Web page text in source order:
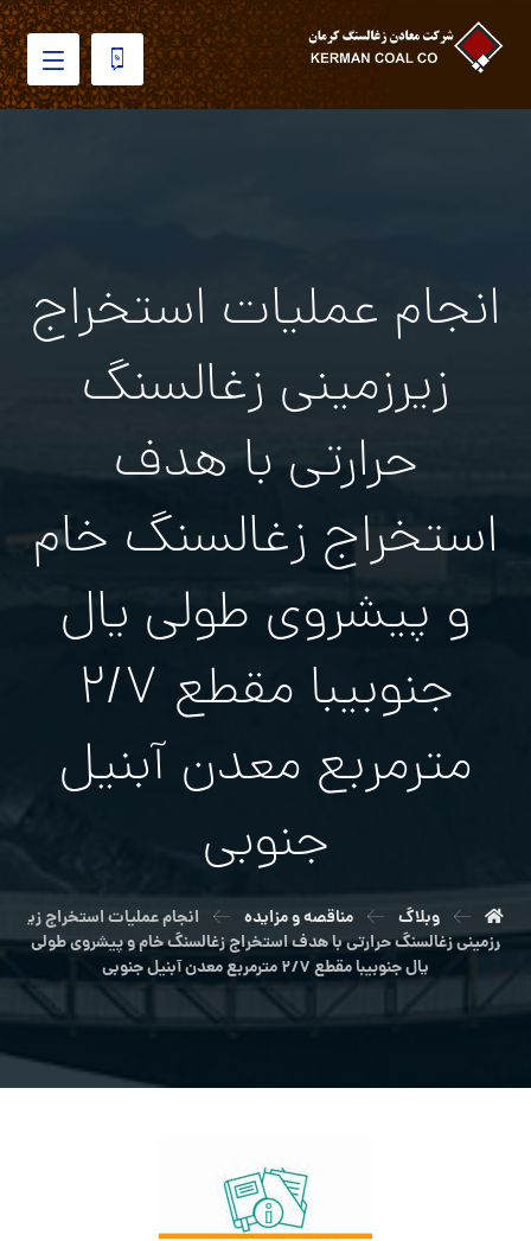
انجام عملیات استخراج
زیرزمینی زغالسنگ
حرارتی با هدف
استخراج زغالسنگ خام
و پیشروی طولی یال
جنوبیبا مقطع ۲/۷
مترمربع معدن آبنیل
جنوبی
وبلاگ مناقصه و مزایده
انجام عملیات استخراج زی
رزمینی زغالسنگ حرارتی با هدف استخراج زغالسنگ خام و پیشروی طولی
یال جنوبیبا مقطع ۲/۷ مترمربع معدن آبنیل جنوبی